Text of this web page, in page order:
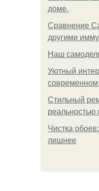
доме.
Сравнение
другими
Наш
Уютный
современном
Стильный
реальностью
Чистка
лишнее